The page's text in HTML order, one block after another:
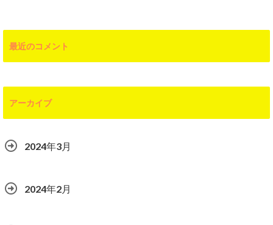
最近のコメント
アーカイブ
2024年3月
2024年2月